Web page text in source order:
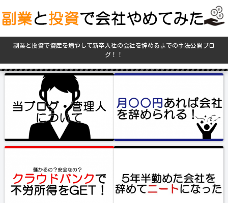
副業と投資で資産を増やして新卒入社の会社を辞めるまでの手法公開ブロ
グ！！